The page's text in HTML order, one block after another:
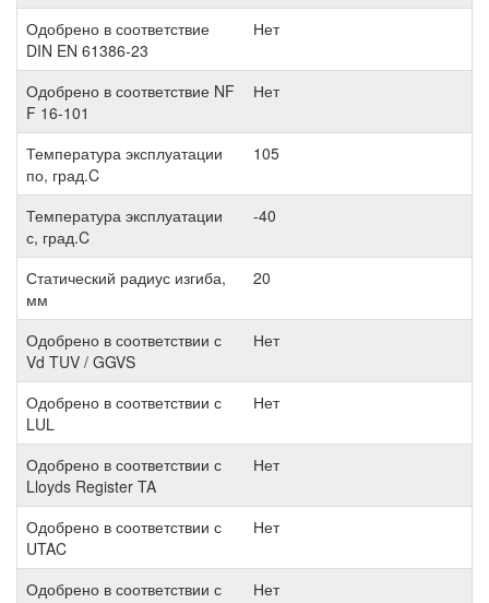
Одобрено в соответствие
DIN EN 61386-23
Нет
Одобрено в соответствие NF
F 16-101
Нет
Температура эксплуатации
по, град.C
105
Температура эксплуатации
с, град.C
-40
Статический радиус изгиба,
мм
20
Одобрено в соответствии с
Vd TUV / GGVS
Нет
Одобрено в соответствии с
LUL
Нет
Одобрено в соответствии с
Lloyds Register TA
Нет
Одобрено в соответствии с
UTAC
Нет
Одобрено в соответствии с
Нет